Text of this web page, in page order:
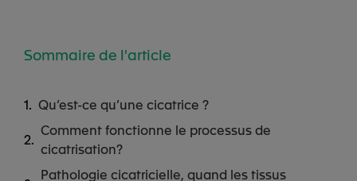
Sommaire de l'article
Qu’est-ce qu’une cicatrice ?
Comment fonctionne le processus de
cicatrisation?
Pathologie cicatricielle, quand les tissus